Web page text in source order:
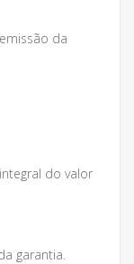
da
do valor
garantia.